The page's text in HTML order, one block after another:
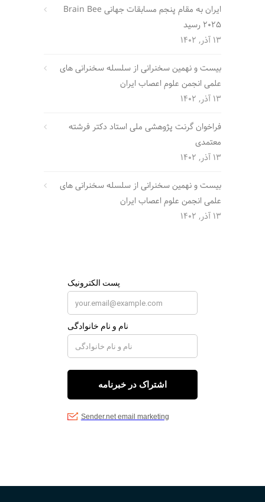
ایران به مقام پنجم مسابقات جهانی Brain Bee
2025 رسید
13 آذر, 1402
بیست و نهمین سخنرانی از سلسله سخنرانی های
علمی انجمن علوم اعصاب ایران
13 آذر, 1402
فراخوان گرنت پژوهشی ملی استاد دکتر فرشته
معتمدی
13 آذر, 1402
بیست و نهمین سخنرانی از سلسله سخنرانی های
علمی انجمن علوم اعصاب ایران
13 آذر, 1402